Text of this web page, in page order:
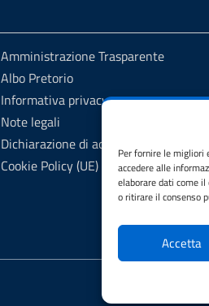
Per fornire le migliori
accedere alle
elaborare dati come
o ritirare il consenso
Accetta
Amministrazione Trasparente
Albo Pretorio
Informativa privacy
Note legali
Dichiarazione di accessibilità
Cookie Policy (UE)